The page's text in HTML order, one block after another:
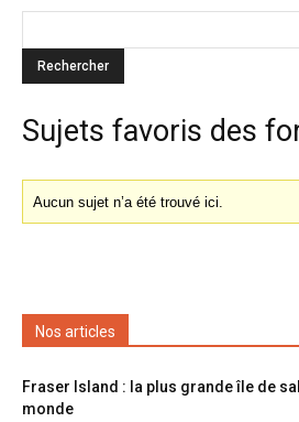
Sujets favoris des
Aucun sujet n’a été trouvé ici.
Nos articles
Fraser Island : la plus grande île de
monde